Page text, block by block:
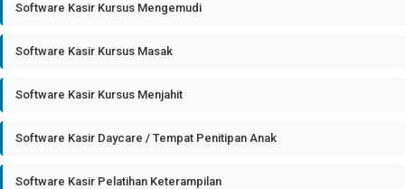
Software Kasir Kursus Mengemudi
Software Kasir Kursus Masak
Software Kasir Kursus Menjahit
Software Kasir Daycare / Tempat Penitipan Anak
Software Kasir Pelatihan Keterampilan